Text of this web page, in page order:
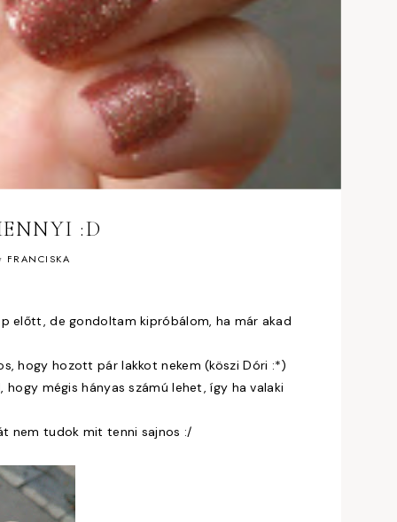
:D
FRANCISKA
előtt, de gondoltam kipróbálom, ha már akad
hogy hozott pár lakkot nekem (köszi Dóri :*)
mégis hányas számú lehet, így ha valaki
nem tudok mit tenni sajnos :/